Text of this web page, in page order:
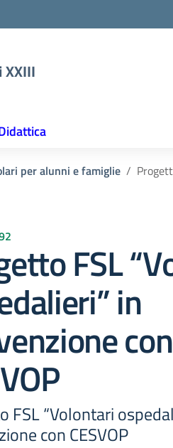
per alunni e famiglie
FSL
in
con
FSL “Volontari
con CESVOP